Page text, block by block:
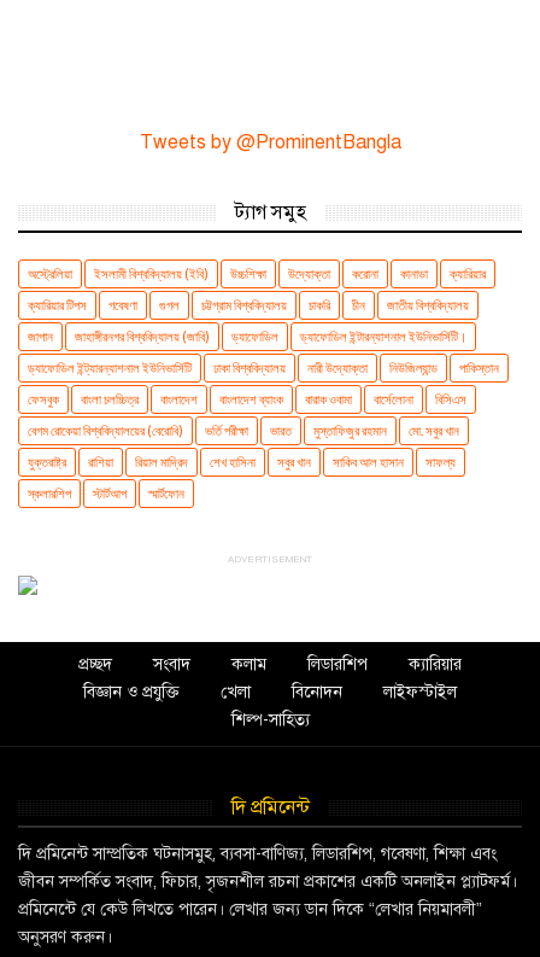
Tweets by @ProminentBangla
ট্যাগ সমুহ
অস্ট্রেলিয়া ইসলামী বিশ্ববিদ্যালয় (ইবি) উচ্চশিক্ষা উদ্যোক্তা করোনা কানাডা
ক্যারিয়ার
ক্যারিয়ার টিপস
গবেষণা গুগল চট্টগ্রাম বিশ্ববিদ্যালয় চাকরি চীন
জাতীয় বিশ্ববিদ্যালয়
জাপান
জাহাঙ্গীরনগর বিশ্ববিদ্যালয় (জাবি) ড্যাফোডিল
ড্যাফোডিল ইন্টারন্যাশনাল ইউনিভার্সিটি।
ড্যাফোডিল ইন্ট্যারন্যাশনাল ইউনিভার্সিটি
ঢাকা বিশ্ববিদ্যালয় নারী উদ্যোক্তা নিউজিল্যান্ড
পাকিস্তান
ফেসবুক
বাংলা চলচ্চিত্র বাংলাদেশ বাংলাদেশ ব্যাংক বারাক ওবামা বার্সেলোনা
বিসিএস
বেগম রোকেয়া বিশ্ববিদ্যালয়ের (বেরোবি)
ভর্তি পরীক্ষা ভারত মুস্তাফিজুর রহমান
মো. সবুর খান
যুক্তরাষ্ট্র
রাশিয়া রিয়াল মাদ্রিদ শেখ হাসিনা সবুর খান সাকিব আল হাসান
সাফল্য
স্কলারশিপ
স্টার্টআপ স্মার্টফোন
ADVERTISEMENT
প্রচ্ছদ সংবাদ কলাম লিডারশিপ
ক্যারিয়ার
বিজ্ঞান ও প্রযুক্তি
খেলা বিনোদন
লাইফস্টাইল
শিল্প-সাহিত্য
দি প্রমিনেন্ট
দি প্রমিনেন্ট সাম্প্রতিক ঘটনাসমুহ, ব্যবসা-বাণিজ্য, লিডারশিপ, গবেষণা, শিক্ষা এবং
জীবন সম্পর্কিত সংবাদ, ফিচার, সৃজনশীল রচনা প্রকাশের একটি অনলাইন প্ল্যাটফর্ম।
প্রমিনেন্টে যে কেউ লিখতে পারেন। লেখার জন্য ডান দিকে “লেখার নিয়মাবলী”
অনুসরণ করুন।